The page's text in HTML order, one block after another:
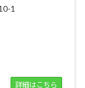
1
詳細はこちら